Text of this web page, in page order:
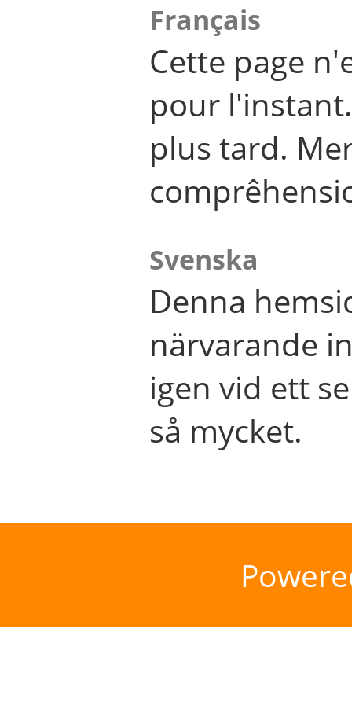
Français
Cette page
pour
plus tard.
Svenska
Denna
närvarande
igen vid ett
så mycket.